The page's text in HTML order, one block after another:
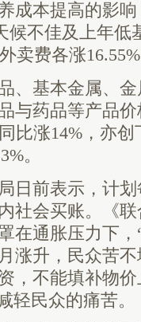
成本提高的影
候不佳及上年
卖费各涨
基本金属、金
与药品等产品
比涨14%，亦
。
前表示，计划
社会买账。《
在通胀压力下
涨升，民众苦
，不能填补物
轻民众的痛苦。